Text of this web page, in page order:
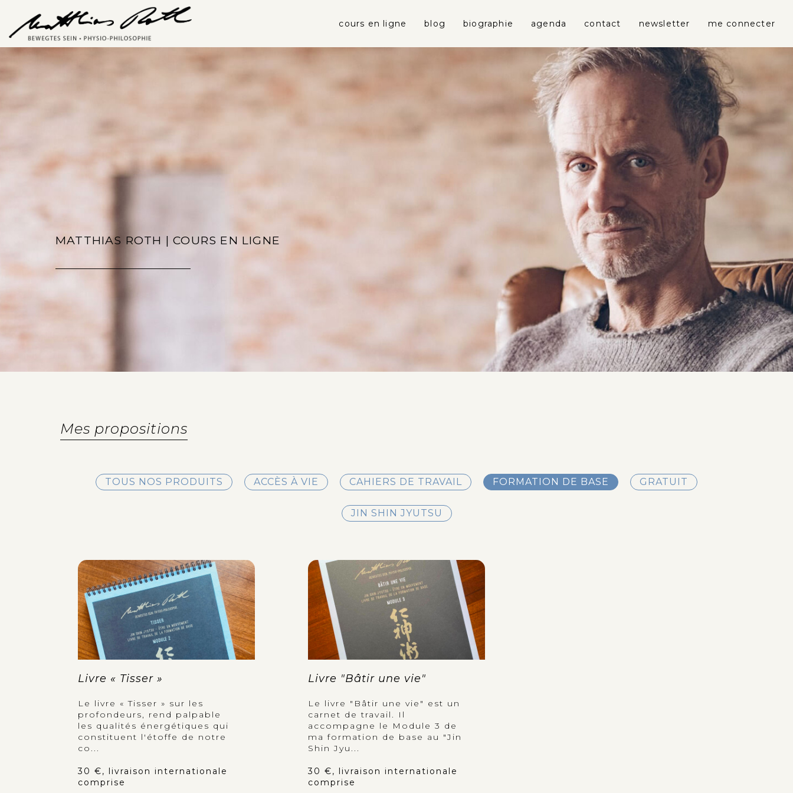
cours en ligne blog biographie agenda contact newsletter me connecter
MATTHIAS ROTH | COURS EN LIGNE
Mes propositions
TOUS NOS PRODUITS ACCÈS À VIE CAHIERS DE TRAVAIL FORMATION DE BASE GRATUIT
JIN SHIN JYUTSU
Livre « Tisser »
Le livre « Tisser » sur les
profondeurs, rend palpable
les qualités énergétiques qui
constituent l'étoffe de notre
co...
30 €, livraison internationale
comprise
Livre "Bâtir une vie"
Le livre "Bâtir une vie" est un
carnet de travail. Il
accompagne le Module 3 de
ma formation de base au "Jin
Shin Jyu...
30 €, livraison internationale
comprise